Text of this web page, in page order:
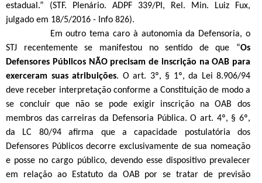
estadual.” (STF. Plenário. ADPF 339/PI, Rel. Min. Luiz Fux,
julgado em 18/5/2016 - Info 826).
Em outro tema caro à autonomia da Defensoria, o
STJ recentemente se manifestou no sentido de que “Os
Defensores Públicos NÃO precisam de inscrição na OAB para
exerceram suas atribuições. O art. 3º, § 1º, da Lei 8.906/94
deve receber interpretação conforme a Constituição de modo a
se concluir que não se pode exigir inscrição na OAB dos
membros das carreiras da Defensoria Pública. O art. 4º, § 6º,
da LC 80/94 afirma que a capacidade postulatória dos
Defensores Públicos decorre exclusivamente de sua nomeação
e posse no cargo público, devendo esse dispositivo prevalecer
em relação ao Estatuto da OAB por se tratar de previsão